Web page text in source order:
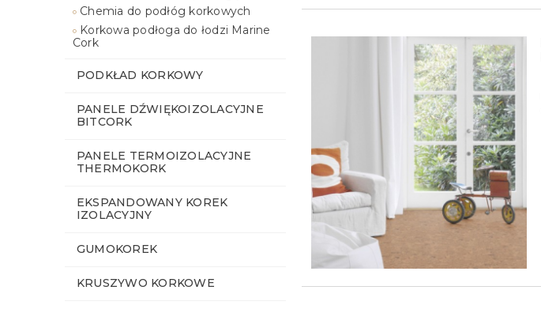
Chemia do podłóg korkowych
Korkowa podłoga do łodzi Marine
Cork
PODKŁAD KORKOWY
PANELE DŹWIĘKOIZOLACYJNE
BITCORK
PANELE TERMOIZOLACYJNE
THERMOKORK
EKSPANDOWANY KOREK
IZOLACYJNY
GUMOKOREK
KRUSZYWO KORKOWE